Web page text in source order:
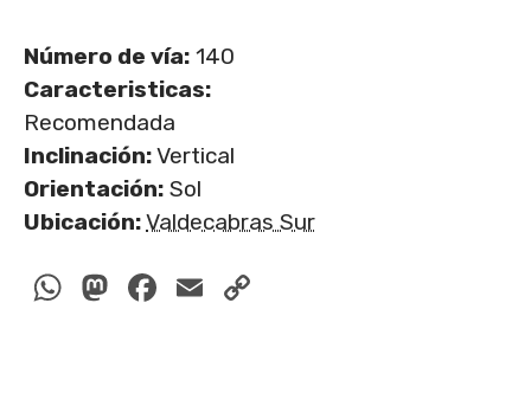
Número de vía: 140
Caracteristicas:
Recomendada
Inclinación:Vertical
Orientación: Sol
Ubicación:Valdecabras Sur
WhatsApp
Mastodon
Facebook
Email